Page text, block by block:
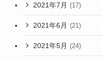
2021年7月 (17)
2021年6月 (21)
2021年5月 (24)